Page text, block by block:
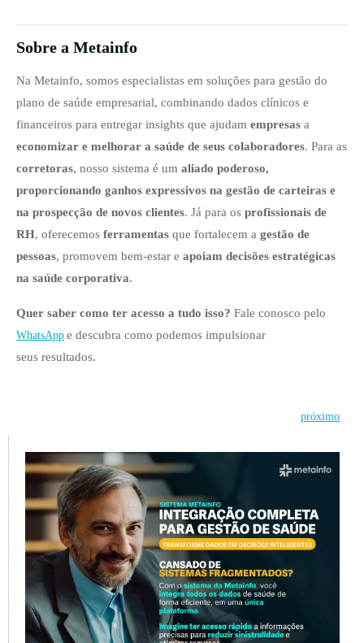
Sobre a Metainfo
Na Metainfo, somos especialistas em soluções para gestão do
plano de saúde empresarial, combinando dados clínicos e
financeiros para entregar insights que ajudam empresas a
economizar e melhorar a saúde de seus colaboradores. Para as
corretoras, nosso sistema é um aliado poderoso,
proporcionando ganhos expressivos na gestão de carteiras e
na prospecção de novos clientes. Já para os profissionais de
RH, oferecemos ferramentas que fortalecem a gestão de
pessoas, promovem bem-estar e apoiam decisões estratégicas
na saúde corporativa.
Quer saber como ter acesso a tudo isso? Fale conosco pelo
WhatsApp e descubra como podemos impulsionar
seus resultados.
próximo